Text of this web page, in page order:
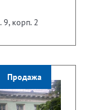
9, корп. 2
Продажа